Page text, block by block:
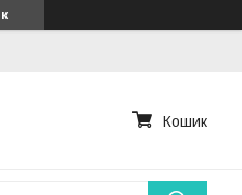
Кошик